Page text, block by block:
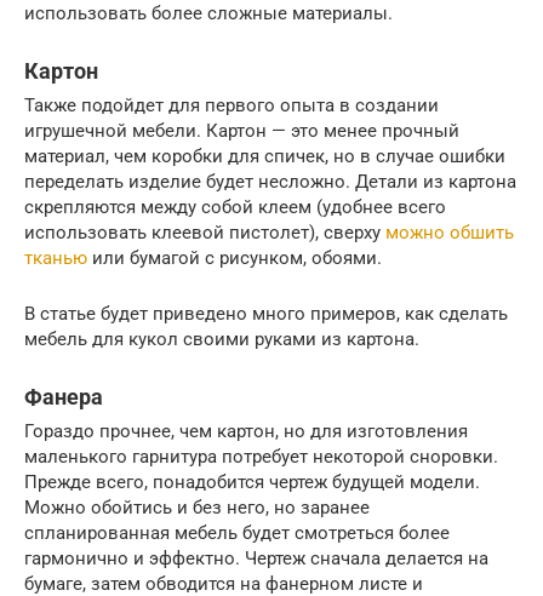
использовать более сложные материалы.
Картон
Также подойдет для первого опыта в создании
игрушечной мебели. Картон — это менее прочный
материал, чем коробки для спичек, но в случае ошибки
переделать изделие будет несложно. Детали из картона
скрепляются между собой клеем (удобнее всего
использовать клеевой пистолет), сверху можно обшить
тканью или бумагой с рисунком, обоями.
В статье будет приведено много примеров, как сделать
мебель для кукол своими руками из картона.
Фанера
Гораздо прочнее, чем картон, но для изготовления
маленького гарнитура потребует некоторой сноровки.
Прежде всего, понадобится чертеж будущей модели.
Можно обойтись и без него, но заранее
спланированная мебель будет смотреться более
гармонично и эффектно. Чертеж сначала делается на
бумаге, затем обводится на фанерном листе и